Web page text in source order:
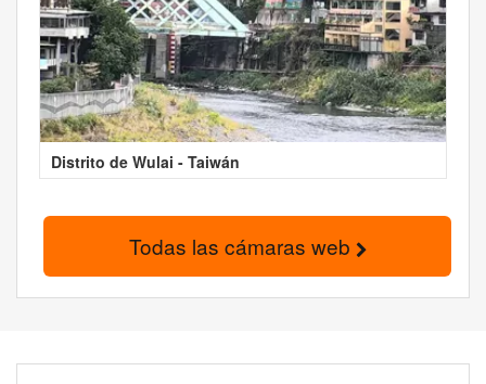
Distrito de Wulai - Taiwán
Todas las cámaras web